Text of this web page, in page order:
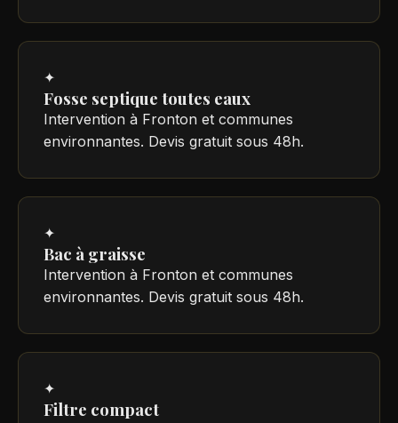
✦
Fosse septique toutes eaux
Intervention à Fronton et communes
environnantes. Devis gratuit sous 48h.
✦
Bac à graisse
Intervention à Fronton et communes
environnantes. Devis gratuit sous 48h.
✦
Filtre compact